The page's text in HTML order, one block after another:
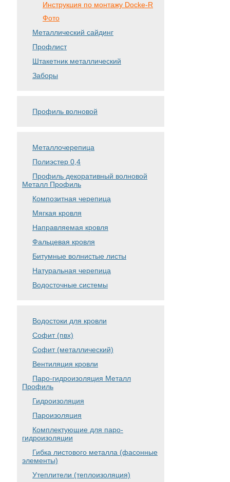
Инструкция по монтажу Docke-R
Фото
Металлический сайдинг
Профлист
Штакетник металлический
Заборы
Профиль волновой
Металлочерепица
Полиэстер 0,4
Профиль декоративный волновой
Металл Профиль
Композитная черепица
Мягкая кровля
Направляемая кровля
Фальцевая кровля
Битумные волнистые листы
Натуральная черепица
Водосточные системы
Водостоки для кровли
Софит (пвх)
Софит (металлический)
Вентиляция кровли
Паро-гидроизоляция Металл
Профиль
Гидроизоляция
Пароизоляция
Комплектующие для паро-
гидроизоляции
Гибка листового металла (фасонные
элементы)
Утеплители (теплоизоляция)